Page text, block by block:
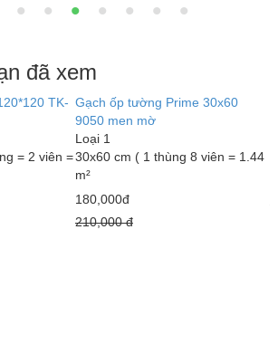
đã xem
TK-
= 2 viên =
Gạch ốp tường Prime 30x60
9050 men mờ
Loại 1
30x60 cm ( 1 thùng 8 viên = 1.44
m²
180,000đ
210,000 đ